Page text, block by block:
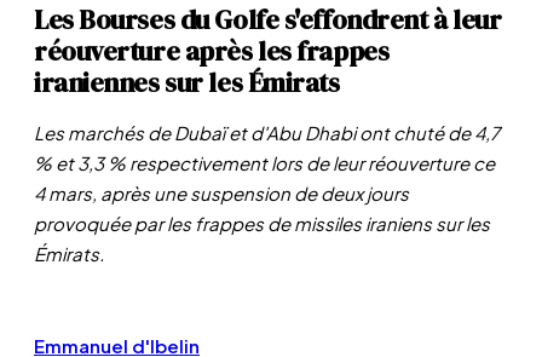
Les Bourses du Golfe s'effondrent à leur
réouverture après les frappes
iraniennes sur les Émirats
Les marchés de Dubaï et d'Abu Dhabi ont chuté de 4,7
% et 3,3 % respectivement lors de leur réouverture ce
4 mars, après une suspension de deux jours
provoquée par les frappes de missiles iraniens sur les
Émirats.
Emmanuel d'Ibelin